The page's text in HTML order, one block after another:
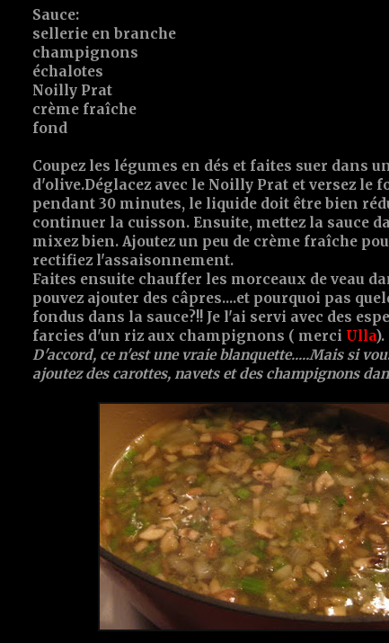
Sauce:
sellerie en branche
champignons
échalotes
Noilly Prat
crème fraîche
fond
Coupez les légumes en dés et faites suer dans
d'olive.Déglacez avec le Noilly Prat et versez le
pendant 30 minutes, le liquide doit être bien
continuer la cuisson. Ensuite, mettez la sauce
mixez bien. Ajoutez un peu de crème fraîche
rectifiez l'assaisonnement.
Faites ensuite chauffer les morceaux de veau
pouvez ajouter des câpres....et pourquoi pas
fondus dans la sauce?!! Je l'ai servi avec des
farcies d'un riz aux champignons ( merci Ulla).
D'accord, ce n'est une vraie blanquette.....Mais si
ajoutez des carottes, navets et des champignons